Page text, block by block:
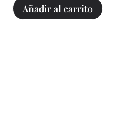
Añadir al carrito